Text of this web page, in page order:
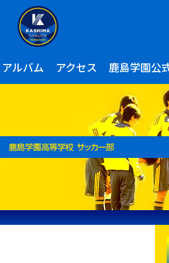
アルバム アクセス 鹿島学園公